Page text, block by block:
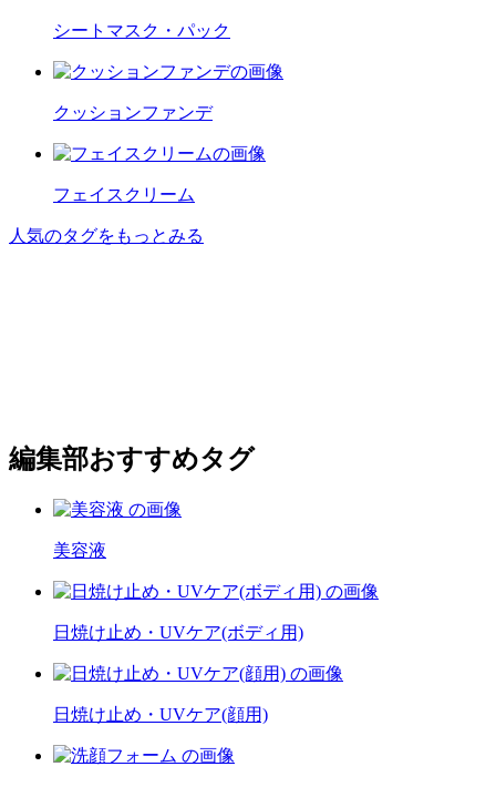
シートマスク・パック
クッションファンデ
フェイスクリーム
人気のタグをもっとみる
編集部おすすめタグ
美容液
日焼け止め・UVケア(ボディ用)
日焼け止め・UVケア(顔用)